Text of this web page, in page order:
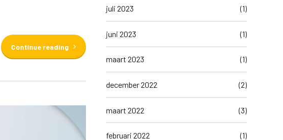
Continue reading
juli 2023 (1)
juni 2023 (1)
maart 2023 (1)
december 2022 (2)
maart 2022 (3)
februari 2022 (1)